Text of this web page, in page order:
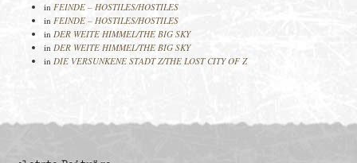
in FEINDE – HOSTILES/HOSTILES
in FEINDE – HOSTILES/HOSTILES
in DER WEITE HIMMEL/THE BIG SKY
in DER WEITE HIMMEL/THE BIG SKY
in DIE VERSUNKENE STADT Z/THE LOST CITY OF Z